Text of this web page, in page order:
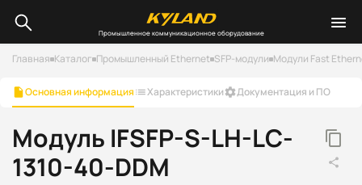
Промышленное коммуникационное оборудование
Главная Каталог Промышленный Ethernet SFP-модули Модули Fast
Основная информация Характеристики Документация и ПО
Модуль IFSFP-S-LH-LC-
1310-40-DDM